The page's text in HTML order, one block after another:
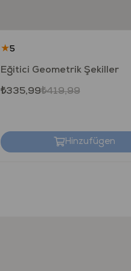
★5
Eğitici Geometrik Şekiller
₺335,99₺419,99
Hinzufügen